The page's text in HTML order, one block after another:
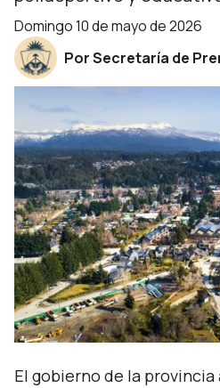
domingo 10 de mayo de 2026
Por Secretaría de
El gobierno de la